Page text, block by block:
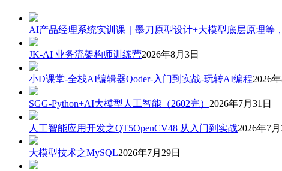
AI产品经理系统实训课｜墨刀原型设计+大模型底层原理等
JK-AI 业务流架构师训练营2026年8月3日
小D课堂-全栈AI编辑器Qoder-入门到实战-玩转AI编程2026
SGG-Python+AI大模型人工智能（2602完） 2026年7月31日
人工智能应用开发之QT5OpenCV48 从入门到实战2026年7月
大模型技术之MySQL2026年7月29日